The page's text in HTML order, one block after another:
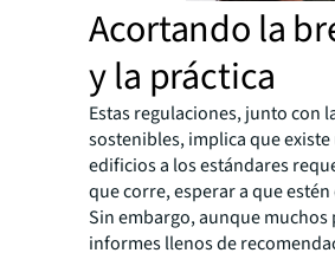
Acortando la
y la práctica
Estas regulaciones, junto con
sostenibles, implica que
edificios a los estándares
que corre, esperar a que
Sin embargo, aunque
informes llenos de